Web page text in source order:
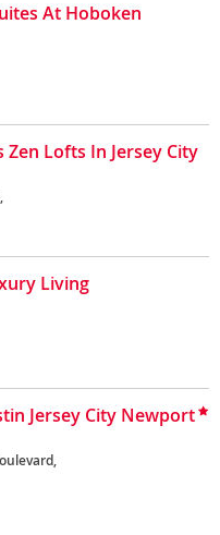
At Hoboken
Lofts In Jersey City
Living
Jersey City Newport